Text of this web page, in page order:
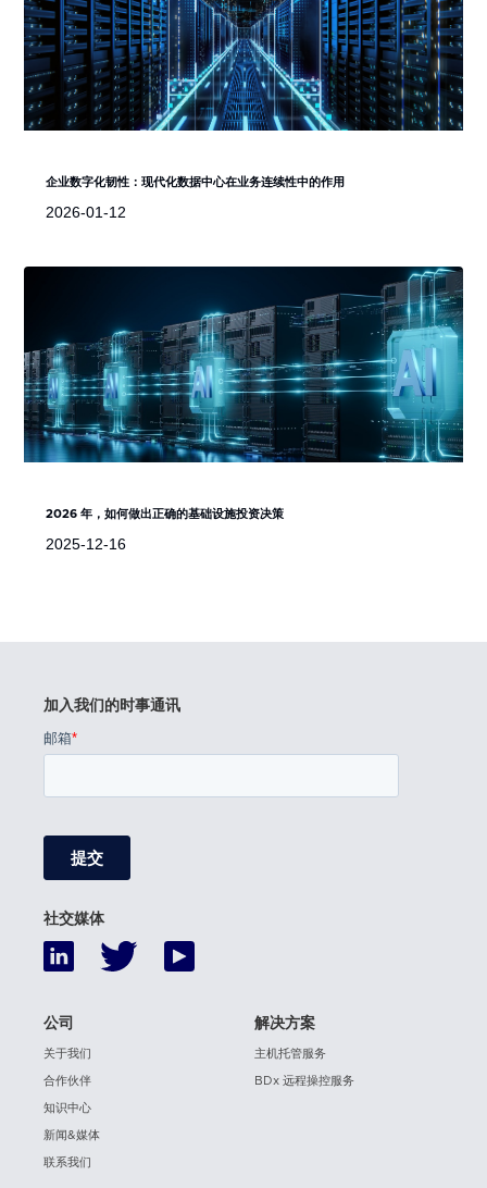
企业数字化韧性：现代化数据中心在业务连续性中的作用
2026-01-12
2026 年，如何做出正确的基础设施投资决策
2025-12-16
公司
关于我们
合作伙伴
知识中心
新闻&媒体
联系我们
解决方案
主机托管服务
BDx 远程操控服务
加入我们的时事通讯
社交媒体